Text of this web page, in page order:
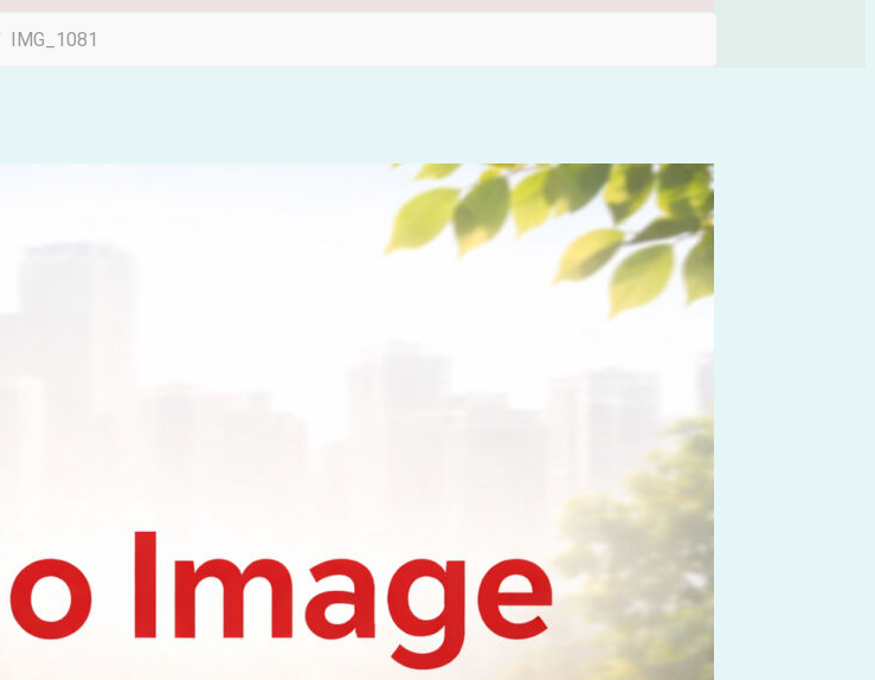
IMG_1081